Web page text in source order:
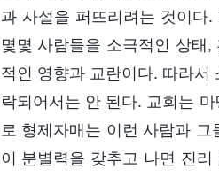
과 사설을 퍼뜨리려는 것이다
몇몇 사람들을 소극적인 상태
적인 영향과 교란이다. 따라서
락되어서는 안 된다. 교회는
로 형제자매는 이런 사람과
이 분별력을 갖추고 나면 진